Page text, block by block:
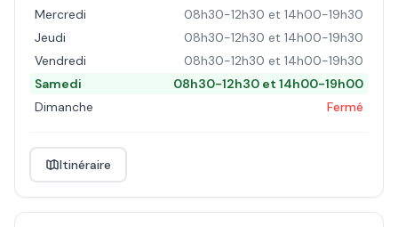
Mercredi
08h30-12h30 et 14h00-19h30
Jeudi
08h30-12h30 et 14h00-19h30
Vendredi
08h30-12h30 et 14h00-19h30
Samedi
08h30-12h30 et 14h00-19h00
Dimanche
Fermé
Itinéraire